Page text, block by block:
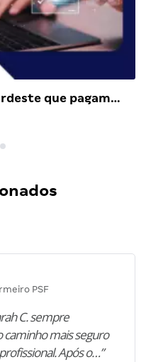
que pagam…
PSF
C. sempre
mais seguro
Após o…”